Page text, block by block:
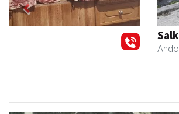
- Merkatari elkarteak
Previous